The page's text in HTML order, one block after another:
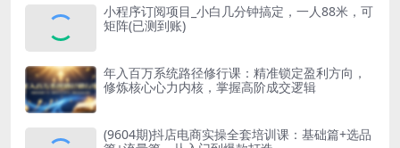
小程序订阅项目_小白几分钟搞定，一人88米，可
矩阵(已测到账)
年入百万系统路径修行课：精准锁定盈利方向，
修炼核心心力内核，掌握高阶成交逻辑
(9604期)抖店电商实操全套培训课：基础篇+选品